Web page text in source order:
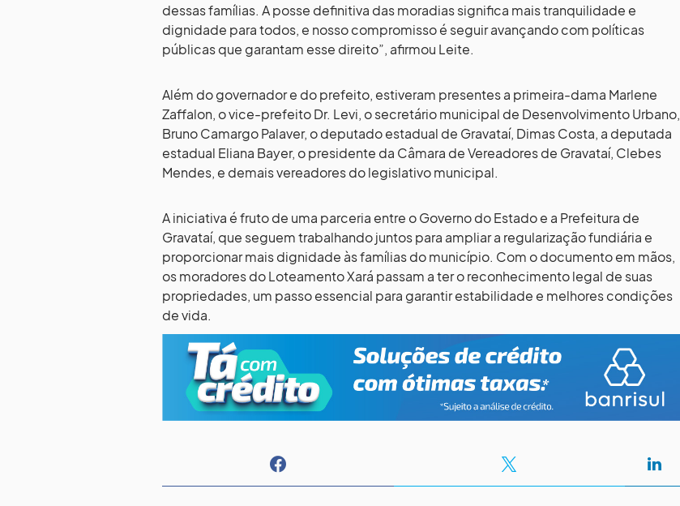
dessas famílias. A posse definitiva das moradias significa mais tranquilidade e
dignidade para todos, e nosso compromisso é seguir avançando com políticas
públicas que garantam esse direito”, afirmou Leite.
Além do governador e do prefeito, estiveram presentes a primeira-dama Marlene
Zaffalon, o vice-prefeito Dr. Levi, o secretário municipal de Desenvolvimento Urbano,
Bruno Camargo Palaver, o deputado estadual de Gravataí, Dimas Costa, a deputada
estadual Eliana Bayer, o presidente da Câmara de Vereadores de Gravataí, Clebes
Mendes, e demais vereadores do legislativo municipal.
A iniciativa é fruto de uma parceria entre o Governo do Estado e a Prefeitura de
Gravataí, que seguem trabalhando juntos para ampliar a regularização fundiária e
proporcionar mais dignidade às famílias do município. Com o documento em mãos,
os moradores do Loteamento Xará passam a ter o reconhecimento legal de suas
propriedades, um passo essencial para garantir estabilidade e melhores condições
de vida.